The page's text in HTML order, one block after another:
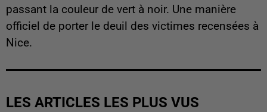
passant la couleur de vert à noir. Une manière
officiel de porter le deuil des victimes recensées à
Nice.
LES ARTICLES LES PLUS VUS